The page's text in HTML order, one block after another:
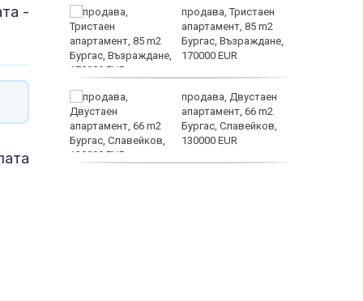
-
–
продава, Тристаен
апартамент, 85 m2
Бургас, Възраждане,
170000 EUR
продава, Двустаен
апартамент, 66 m2
Бургас, Славейков,
130000 EUR